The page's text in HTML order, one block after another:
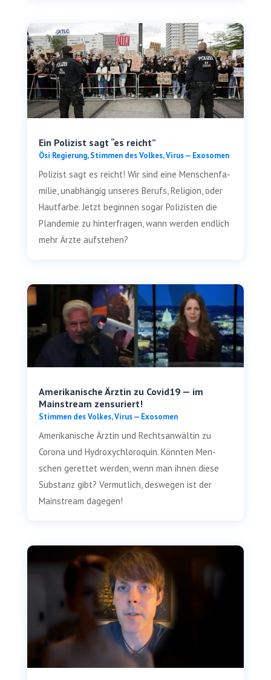
Ein Polizist sagt “es reicht”
Ösi Regie­rung,Stim­men des Vol­kes,Virus — Exosomen
Poli­zist sagt es reicht! Wir sind eine Men­schen­fa­
mi­lie, unab­hän­gig unse­res Berufs, Reli­gi­on, oder
Haut­far­be. Jetzt begin­nen sogar Poli­zis­ten die
Plan­de­mie zu hin­ter­fra­gen, wann wer­den end­lich
mehr Ärz­te aufstehen?
Amerikanische Ärztin zu Covid19 — im
Mainstream zensuriert!
Stim­men des Vol­kes,Virus — Exosomen
Ame­ri­ka­ni­sche Ärz­tin und Rechts­an­wäl­tin zu
Coro­na und Hydro­xychlo­ro­quin. Könn­ten Men­
schen geret­tet wer­den, wenn man ihnen die­se
Sub­stanz gibt? Ver­mut­lich, des­we­gen ist der
Main­stream dagegen!